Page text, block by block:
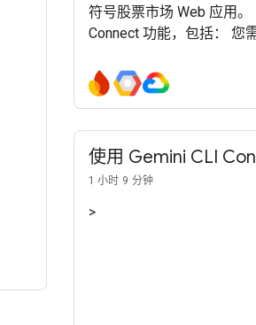
符号股票市场 Web 应用
Connect 功能，包括： 您
前端并配置 Cloud SQL 实
Hosting、Authentication 和
使用 Gemini CLI
1 小时 9 分钟
>